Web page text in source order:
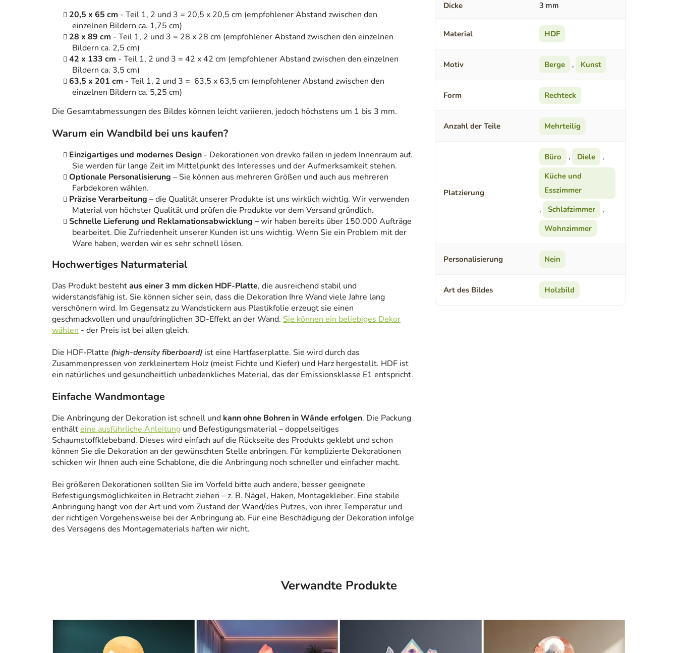
20,5 x 65 cm - Teil 1, 2 und 3 = 20,5 x 20,5 cm (empfohlener Abstand zwischen den
einzelnen Bildern ca. 1,75 cm)
28 x 89 cm - Teil 1, 2 und 3 = 28 x 28 cm (empfohlener Abstand zwischen den einzelnen
Bildern ca. 2,5 cm)
42 x 133 cm - Teil 1, 2 und 3 = 42 x 42 cm (empfohlener Abstand zwischen den einzelnen
Bildern ca. 3,5 cm)
63,5 x 201 cm - Teil 1, 2 und 3 = 63,5 x 63,5 cm (empfohlener Abstand zwischen den
einzelnen Bildern ca. 5,25 cm)
Die Gesamtabmessungen des Bildes können leicht variieren, jedoch höchstens um 1 bis 3 mm.
Warum ein Wandbild bei uns kaufen?
Einzigartiges und modernes Design - Dekorationen von drevko fallen in jedem Innenraum auf.
Sie werden für lange Zeit im Mittelpunkt des Interesses und der Aufmerksamkeit stehen.
Optionale Personalisierung – Sie können aus mehreren Größen und auch aus mehreren
Farbdekoren wählen.
Präzise Verarbeitung – die Qualität unserer Produkte ist uns wirklich wichtig. Wir verwenden
Material von höchster Qualität und prüfen die Produkte vor dem Versand gründlich.
Schnelle Lieferung und Reklamationsabwicklung –wir haben bereits über 150.000 Aufträge
bearbeitet. Die Zufriedenheit unserer Kunden ist uns wichtig. Wenn Sie ein Problem mit der
Ware haben, werden wir es sehr schnell lösen.
Hochwertiges Naturmaterial
Das Produkt bestehtaus einer 3 mm dicken HDF-Platte, die ausreichend stabil und
widerstandsfähig ist. Sie können sicher sein, dass die Dekoration Ihre Wand viele Jahre lang
verschönern wird. Im Gegensatz zu Wandstickern aus Plastikfolie erzeugt sie einen
geschmackvollen und unaufdringlichen 3D-Effekt an der Wand. Sie können ein beliebiges Dekor
wählen - der Preis ist bei allen gleich.
Die HDF-Platte (high-density fiberboard) ist eine Hartfaserplatte. Sie wird durch das
Zusammenpressen von zerkleinertem Holz (meist Fichte und Kiefer) und Harz hergestellt. HDF ist
ein natürliches und gesundheitlich unbedenkliches Material, das der Emissionsklasse E1 entspricht.
Einfache Wandmontage
Die Anbringung der Dekoration ist schnell und kann ohne Bohren in Wände erfolgen. Die Packung
enthälteine ausführliche Anleitung und Befestigungsmaterial – doppelseitiges
Schaumstoffklebeband. Dieses wird einfach auf die Rückseite des Produkts geklebt und schon
können Sie die Dekoration an der gewünschten Stelle anbringen. Für komplizierte Dekorationen
schicken wir Ihnen auch eine Schablone, die die Anbringung noch schneller und einfacher macht.
Bei größeren Dekorationen sollten Sie im Vorfeld bitte auch andere, besser geeignete
Befestigungsmöglichkeiten in Betracht ziehen – z. B. Nägel, Haken, Montagekleber. Eine stabile
Anbringung hängt von der Art und vom Zustand der Wand/des Putzes, von ihrer Temperatur und
der richtigen Vorgehensweise bei der Anbringung ab. Für eine Beschädigung der Dekoration infolge
des Versagens des Montagematerials haften wir nicht.
Dicke 3 mm
Material HDF
Motiv Berge , Kunst
Form Rechteck
Anzahl der Teile Mehrteilig
Platzierung
Büro , Diele
,
Küche und
Esszimmer
,
Schlafzimmer
,
Wohnzimmer
Personalisierung Nein
Art des Bildes Holzbild
Verwandte Produkte